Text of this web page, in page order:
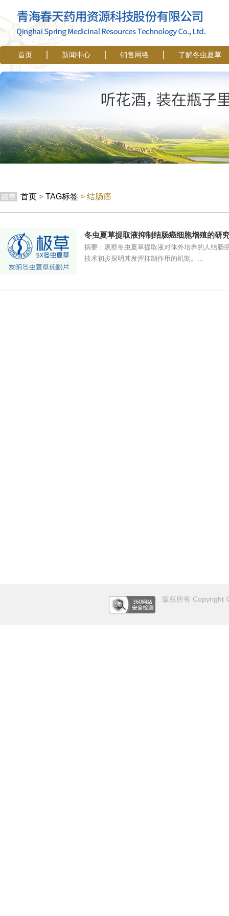
首页 新闻中心 销售网络 了解冬虫夏草
首页 > TAG标签 > 结肠癌
冬虫夏草提取液抑制结肠癌细胞增殖的研
摘要：观察冬虫夏草提取液对体外培养的人结肠
技术初步探明其发挥抑制作用的机制。...
版权所有 Copyright